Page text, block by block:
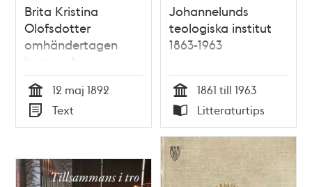
Brita Kristina
Olofsdotter
omhändertagen
hemma hos
metodistförsamlingens
vaktmästare -
polisrapport
inkommen till
1892
Tid
12 maj 1892
Typ
Text
Johannelunds
teologiska institut
1863-1963
Tid
1861 till 1963
Typ
Litteraturtips